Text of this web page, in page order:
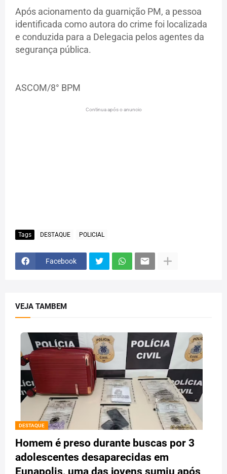
Após acionamento da guarnição PM, a pessoa
identificada como autora do crime foi localizada
e conduzida para a Delegacia pelos agentes da
segurança pública.
ASCOM/8° BPM
Continua após o anuncio
Tags DESTAQUE POLICIAL
Facebook
VEJA TAMBEM
DESTAQUE
Homem é preso durante buscas por 3
adolescentes desaparecidas em